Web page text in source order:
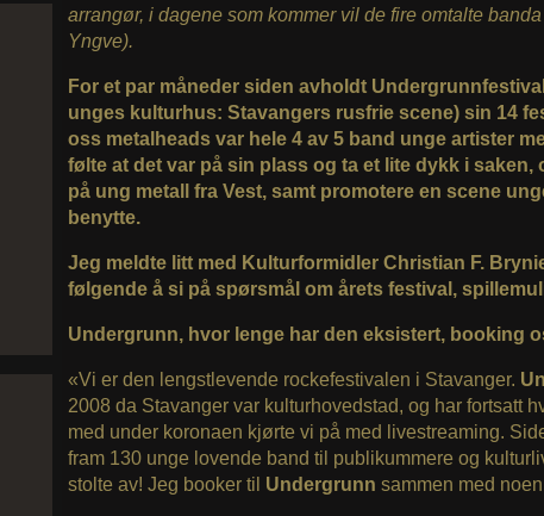
arrangør, i dagene som kommer vil de fire omtalte
Yngve).
For et par måneder siden avholdt
unges kulturhus: Stavangers rusfrie scene) sin 14
oss metalheads var hele 4 av 5 band unge artister
følte at det var på sin plass og ta et lite dykk i saken,
på ung metall fra Vest, samt promotere en scene
benytte.
Jeg meldte litt med Kulturformidler Christian F.
følgende å si på spørsmål om årets festival,
Undergrunn, hvor lenge har den eksistert, booking
«Vi er den lengstlevende rockefestivalen i Stavanger.
2008 da Stavanger var kulturhovedstad, og har fortsatt
med under koronaen kjørte vi på med livestreaming.
fram 130 unge lovende band til publikummere og
stolte av! Jeg booker til Undergrunn sammen med